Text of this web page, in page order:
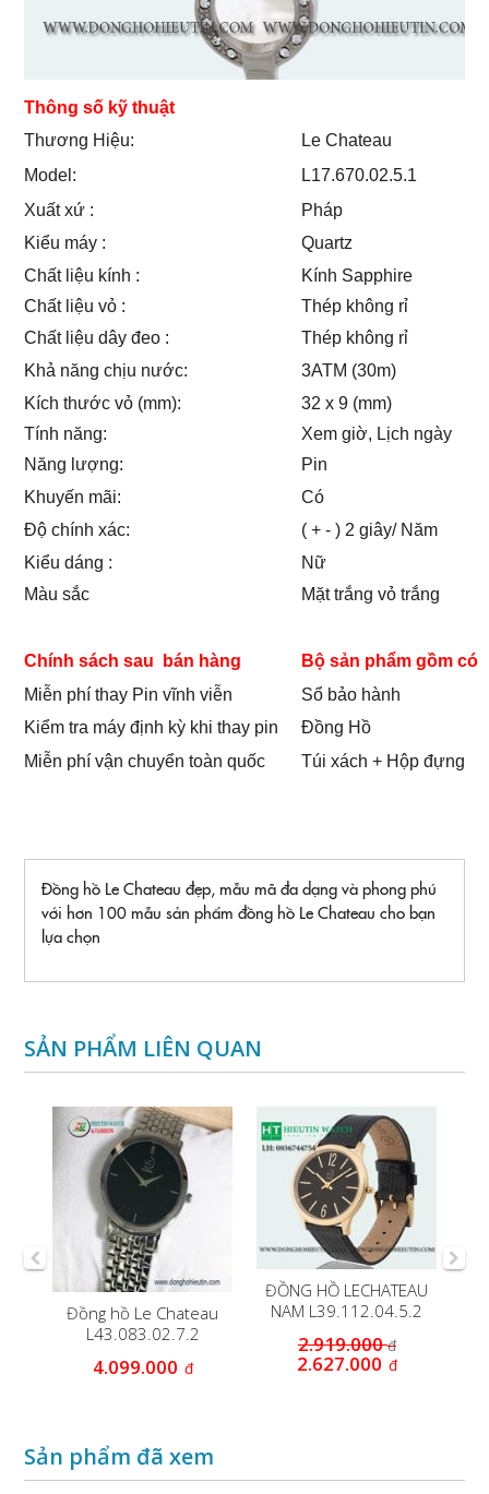
Thông số kỹ thuật
Thương Hiệu:
Le Chateau
Model:
L17.670.02.5.1
Xuất xứ :
Pháp
Kiểu máy :
Quartz
Chất liệu kính :
Kính Sapphire
Chất liệu vỏ :
Thép không rỉ
Chất liệu dây đeo :
Thép không rỉ
Khả năng chịu nước:
3ATM (30m)
Kích thước vỏ (mm):
32 x 9 (mm)
Tính năng:
Xem giờ, Lịch ngày
Năng lượng:
Pin
Khuyến mãi:
Có
Độ chính xác:
( + - ) 2 giây/ Năm
Kiểu dáng :
Nữ
Màu sắc
Mặt trắng vỏ trắng
Chính sách sau bán hàng
Bộ sản phẩm gồm có
Miễn phí thay Pin vĩnh viễn
Sổ bảo hành
Kiểm tra máy định kỳ khi thay pin
Đồng Hồ
Miễn phí vận chuyển toàn quốc
Túi xách + Hộp đựng
Đồng hồ Le Chateau đẹp, mẫu mã đa dạng và phong phú
với hơn 100 mẫu sản phẩm đồng hồ Le Chateau cho bạn
lựa chọn
SẢN PHẨM LIÊN QUAN
Đồng hồ Le Chateau
L43.083.02.7.2
4.099.000 đ
ĐỒNG HỒ LECHATEAU
NAM L39.112.04.5.2
2.919.000đ
2.627.000 đ
Sản phẩm đã xem